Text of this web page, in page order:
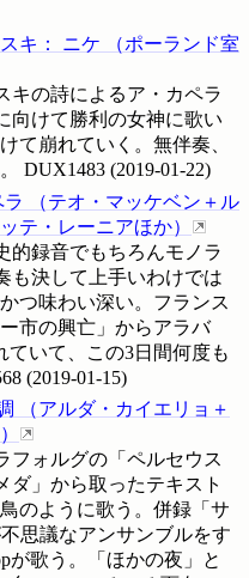
キ ： ニケ （ポーランド室
キの詩によるア・カペラ
向けて勝利の女神に歌い
て崩れていく。無伴奏、
DUX1483 (2019-01-22)
（テオ・マッケベン＋ル
テ・レーニアほか）
的録音でもちろんモノラ
も決して上手いわけでは
つ味わい深い。フランス
市の興亡」からアラバ
ていて、この3日間何度も
(2019-01-15)
（アルダ・カイエリョ＋
）
フォルグの「ペルセウス
ダ」から取ったテキスト
のように歌う。併録「サ
思議なアンサンブルをす
が歌う。「ほかの夜」と